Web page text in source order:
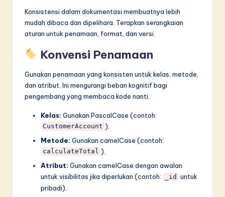
Konsistensi dalam dokumentasi membuatnya lebih
mudah dibaca dan dipelihara. Terapkan serangkaian
aturan untuk penamaan, format, dan versi.
Konvensi Penamaan
Gunakan penamaan yang konsisten untuk kelas, metode,
dan atribut. Ini mengurangi beban kognitif bagi
pengembang yang membaca kode nanti.
Kelas: Gunakan PascalCase (contoh:
CustomerAccount ).
Metode: Gunakan camelCase (contoh:
calculateTotal ).
Atribut: Gunakan camelCase dengan awalan
untuk visibilitas jika diperlukan (contoh:
_id untuk
pribadi).